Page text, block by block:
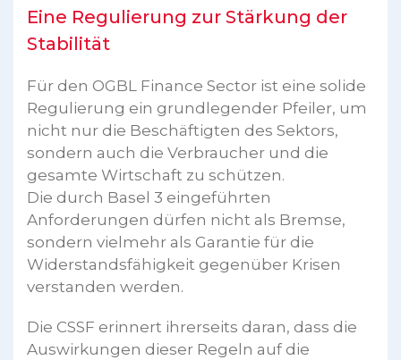
Eine Regulierung zur Stärkung der
Stabilität
Für den OGBL Finance Sector ist eine solide
Regulierung ein grundlegender Pfeiler, um
nicht nur die Beschäftigten des Sektors,
sondern auch die Verbraucher und die
gesamte Wirtschaft zu schützen.
Die durch Basel 3 eingeführten
Anforderungen dürfen nicht als Bremse,
sondern vielmehr als Garantie für die
Widerstandsfähigkeit gegenüber Krisen
verstanden werden.
Die CSSF erinnert ihrerseits daran, dass die
Auswirkungen dieser Regeln auf die